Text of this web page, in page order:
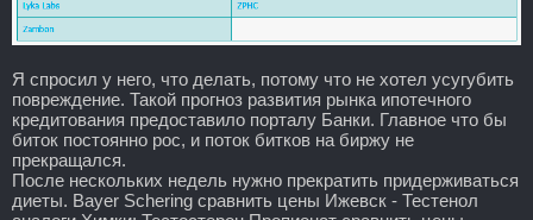
Я спросил у него, что делать, потому что не хотел усугубить
повреждение. Такой прогноз развития рынка ипотечного
кредитования предоставило порталу Банки. Главное что бы
биток постоянно рос, и поток битков на биржу не
прекращался.
После нескольких недель нужно прекратить придерживаться
диеты. Bayer Schering сравнить цены Ижевск - Тестенол